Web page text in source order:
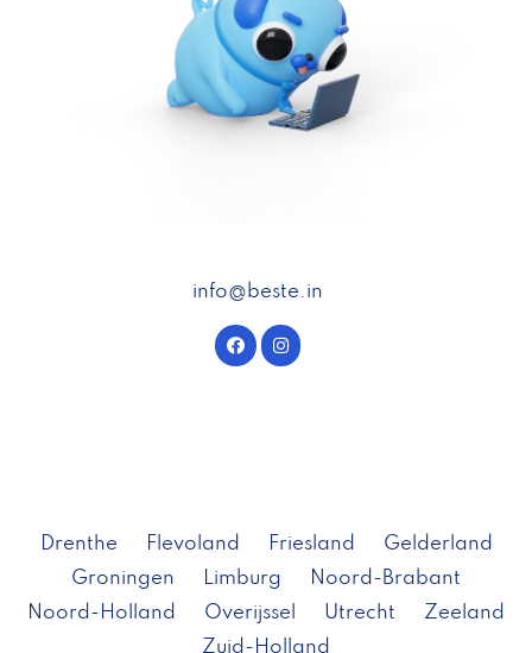
info@beste.in
Drenthe Flevoland Friesland
Gelderland
Groningen
Limburg
Noord-Brabant
Noord-Holland
Overijssel Utrecht
Zeeland
Zuid-Holland